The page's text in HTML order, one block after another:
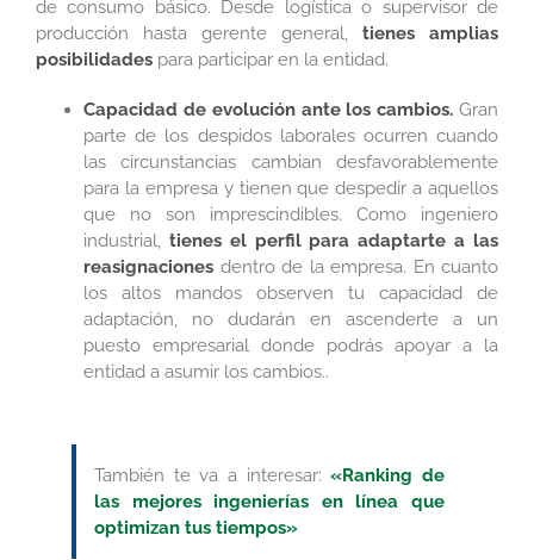
de consumo básico. Desde logística o supervisor de
producción hasta gerente general, tienes amplias
posibilidades para participar en la entidad.
Capacidad de evolución ante los cambios. Gran
parte de los despidos laborales ocurren cuando
las circunstancias cambian desfavorablemente
para la empresa y tienen que despedir a aquellos
que no son imprescindibles. Como ingeniero
industrial, tienes el perfil para adaptarte a las
reasignaciones dentro de la empresa. En cuanto
los altos mandos observen tu capacidad de
adaptación, no dudarán en ascenderte a un
puesto empresarial donde podrás apoyar a la
entidad a asumir los cambios..
También te va a interesar:«Ranking de
las mejores ingenierías en línea que
optimizan tus tiempos»